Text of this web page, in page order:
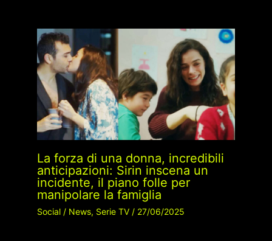
La forza di una donna, incredibili
anticipazioni: Sirin inscena un
incidente, il piano folle per
manipolare la famiglia
Social/ News, Serie TV/ 27/06/2025